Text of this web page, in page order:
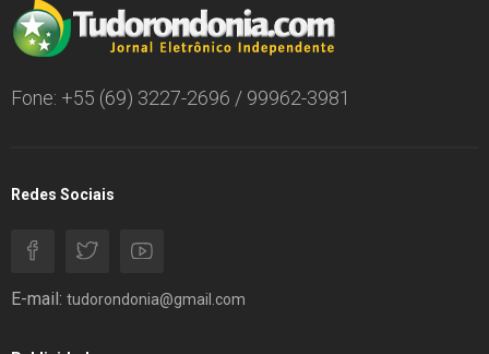
Fone: +55 (69) 3227-2696 / 99962-3981
Redes Sociais
E-mail: tudorondonia@gmail.com